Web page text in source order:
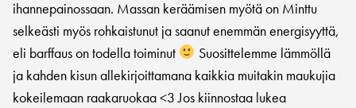
ihannepainossaan. Massan keräämisen myötä on Minttu
selkeästi myös rohkaistunut ja saanut enemmän energisyyttä,
eli barffaus on todella toiminut
Suosittelemme lämmöllä
ja kahden kisun allekirjoittamana kaikkia muitakin maukujia
kokeilemaan raakaruokaa <3 Jos kiinnostaa lukea